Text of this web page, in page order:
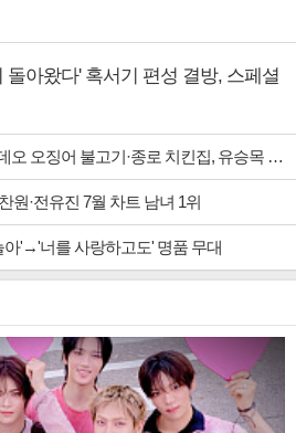
돌아왔다' 혹서기 편성 결방, 스페셜
징어 불고기·종로 치킨집, 유승목 입맛 저격
원·전유진 7월 차트 남녀 1위
아'→'너를 사랑하고도' 명품 무대